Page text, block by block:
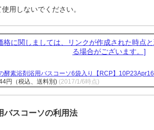
用しないでください。
酵素浴剤浴用バスコーソ6袋入り【RCP】10P23Apr16
円（税込、送料別) (2017/1/6時点)
バスコーソの利用法